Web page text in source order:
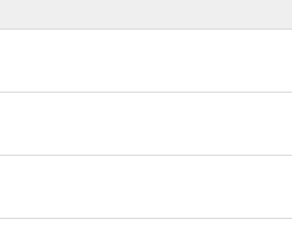
Stufe A1/1. Semester -
- Stufe C1